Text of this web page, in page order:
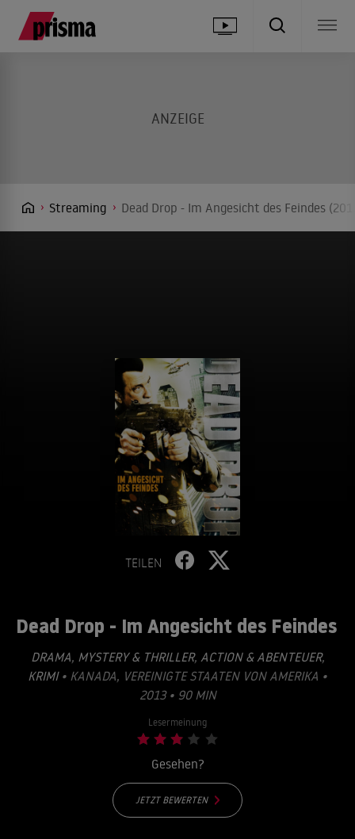
Streaming Dead Drop - Im Angesicht des Feindes
TEILEN
Dead Drop - Im Angesicht des Feindes
DRAMA, MYSTERY & THRILLER, ACTION & ABENTEUER,
KRIMI• KANADA, VEREINIGTE STAATEN VON AMERIKA •
2013 • 90 MIN
Lesermeinung
Gesehen?
JETZT BEWERTEN